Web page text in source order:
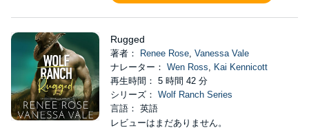
Rugged
著者： Renee Rose, Vanessa Vale
ナレーター： Wen Ross, Kai Kennicott
再生時間： 5 時間 42 分
シリーズ： Wolf Ranch Series
言語： 英語
レビューはまだありません。